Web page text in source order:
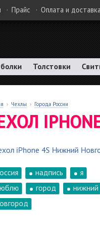
· Прайс · Оплата и доставка
Толстовки
› Чехлы › Города России
надпись
я
город
нижний